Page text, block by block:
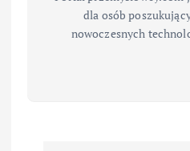
dla osób
nowoczesnych